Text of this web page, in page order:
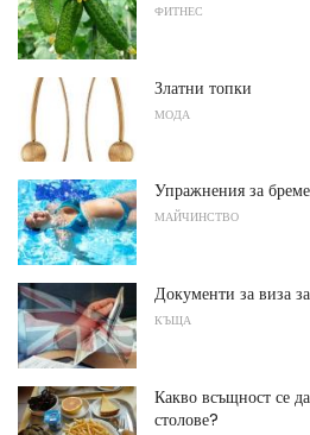
ФИТНЕС
Златни топки
МОДА
Упражнения за
МАЙЧИНСТВО
Документи за виза
КЪЩА
Какво всъщност се
столове?